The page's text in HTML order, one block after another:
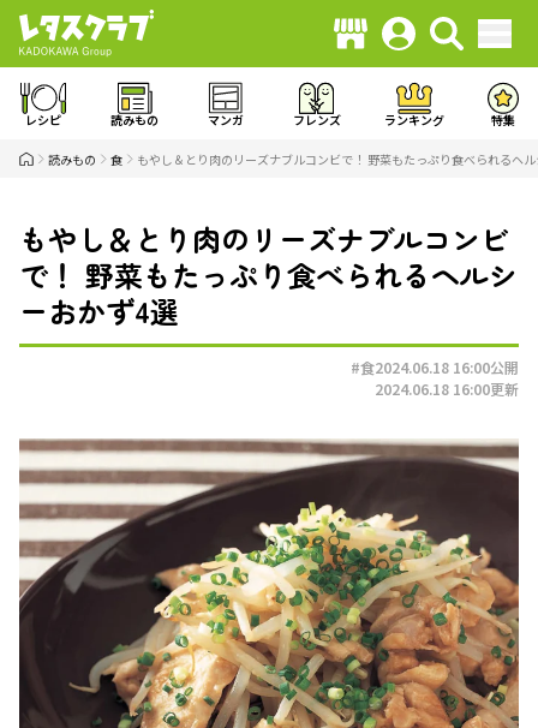
レシピ 読みもの マンガ フレンズ ランキング 特集
読みもの 食 もやし＆とり肉のリーズナブルコンビで！ 野菜もたっぷり食べられるヘ
もやし＆とり肉のリーズナブルコンビ
で！ 野菜もたっぷり食べられるヘルシ
ーおかず4選
#食2024.06.18 16:00公開
2024.06.18 16:00更新